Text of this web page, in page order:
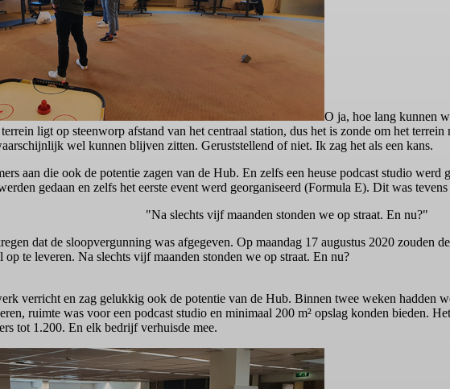
O ja, hoe lang kunnen
ligt op steenworp afstand van het centraal station, dus het is zonde om het
wel kunnen blijven zitten. Geruststellend of niet. Ik zag het als een kans.
aan die ook de potentie zagen van de Hub. En zelfs een heuse podcast studio
gedaan en zelfs het eerste event werd georganiseerd (Formula E). Dit was tevens
"Na slechts vijf maanden stonden we op straat. En nu?"
dat de sloopvergunning was afgegeven. Op maandag 17 augustus 2020 zouden
te leveren. Na slechts vijf maanden stonden we op straat. En nu?
verricht en zag gelukkig ook de potentie van de Hub. Binnen twee weken hadden
ruimte was voor een podcast studio en minimaal 200 m² opslag konden bieden.
tot 1.200. En elk bedrijf verhuisde mee.